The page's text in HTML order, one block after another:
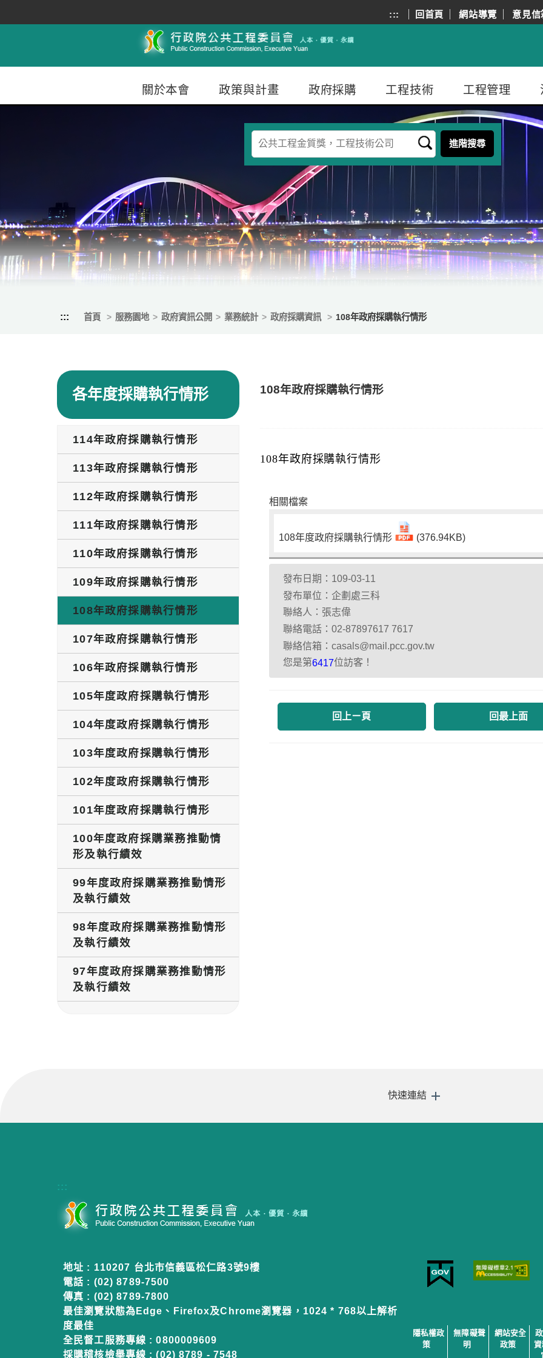
行政院公共工程委員會 ::: 回首頁 網站導覽 意見信
關於本會 政策與計畫 政府採購 工程技術 工程管理
查
條
進階搜尋
::: 首頁 服務園地 政府資訊公開 業務統計 政府採購資訊 108年政府採購執行情形
各年度採購執行情形
114年政府採購執行情形
113年政府採購執行情形
112年政府採購執行情形
111年政府採購執行情形
110年政府採購執行情形
109年政府採購執行情形
108年政府採購執行情形
107年政府採購執行情形
106年政府採購執行情形
105年度政府採購執行情形
104年度政府採購執行情形
103年度政府採購執行情形
102年度政府採購執行情形
101年度政府採購執行情形
100年度政府採購業務推動情
形及執行績效
99年度政府採購業務推動情形
及執行績效
98年度政府採購業務推動情形
及執行績效
97年度政府採購業務推動情形
及執行績效
108年政府採購執行情形
108年政府採購執行情形
相關檔案
108年度政府採購執行情形 (376.94KB)
發布日期：109-03-11
發布單位：企劃處三科
聯絡人：張志偉
聯絡電話：02-87897617 7617
聯絡信箱：casals@mail.pcc.gov.tw
您是第6417位訪客！
回上ㄧ頁 回最上面
快速連結
:::
地址 : 110207 台北市信義區松仁路3號9樓
電話 : (02) 8789-7500
傳真 : (02) 8789-7800
最佳瀏覽狀態為Edge、Firefox及Chrome瀏覽器，1024 * 768以上解析
度最佳
全民督工服務專線 : 0800009609
採購稽核檢舉專線 : (02) 8789 - 7548
隱私權政
策
無障礙聲
明
網站安全
政策